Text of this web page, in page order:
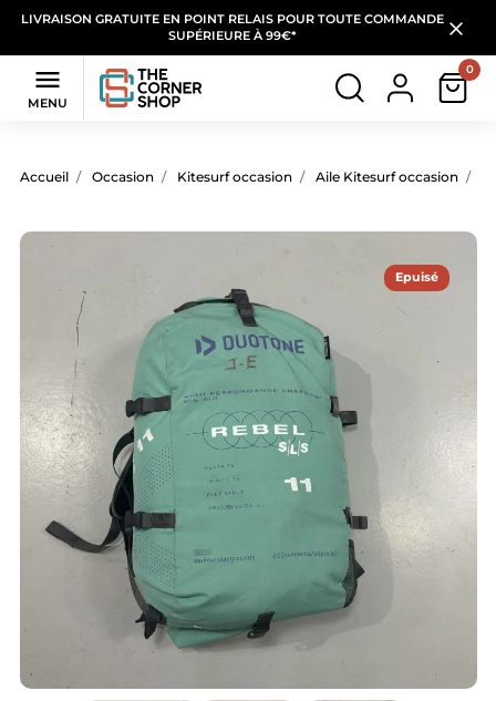
LIVRAISON GRATUITE EN POINT RELAIS POUR TOUTE COMMANDE
SUPÉRIEURE À 99€*

MENU
0
Accueil Occasion Kitesurf occasion Aile Kitesurf occasion
Epuisé